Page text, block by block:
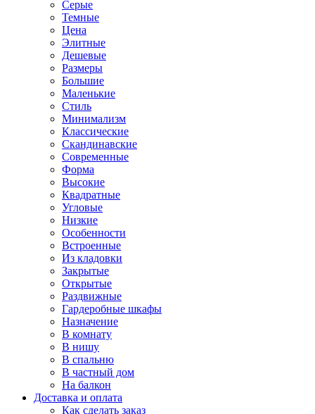
Серые
Темные
Цена
Элитные
Дешевые
Размеры
Большие
Маленькие
Стиль
Минимализм
Классические
Скандинавские
Современные
Форма
Высокие
Квадратные
Угловые
Низкие
Особенности
Встроенные
Из кладовки
Закрытые
Открытые
Раздвижные
Гардеробные шкафы
Назначение
В комнату
В нишу
В спальню
В частный дом
На балкон
Доставка и оплата
Как сделать заказ